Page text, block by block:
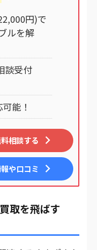
円)で
ルを解
談受付
能！
相談する
や口コミ
取を飛ばす